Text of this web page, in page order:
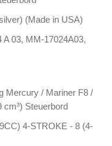
(Made in USA)
A 03, MM-17024A03,
Mercury / Mariner F8 /
cm³) Steuerbord
4-STROKE - 8 (4-